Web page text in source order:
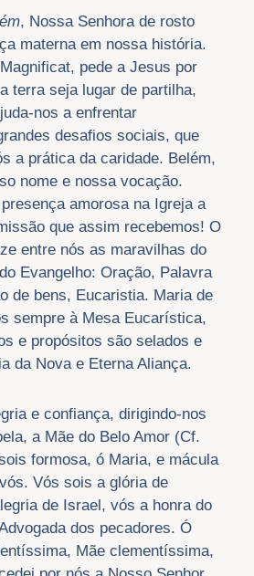
, Nossa Senhora de rosto
materna em nossa história.
pede a Jesus por
terra seja lugar de partilha,
nos a enfrentar
desafios sociais, que
a prática da caridade. Belém,
nome e nossa vocação.
amorosa na Igreja a
que assim recebemos! O
entre nós as maravilhas do
Evangelho: Oração, Palavra
de bens, Eucaristia. Maria de
sempre à Mesa Eucarística,
e propósitos são selados e
da Nova e Eterna Aliança.
e confiança, dirigindo-nos
a Mãe do Belo Amor (Cf.
formosa, ó Maria, e mácula
Vós sois a glória de
de Israel, vós a honra do
dos pecadores. Ó
Mãe clementíssima,